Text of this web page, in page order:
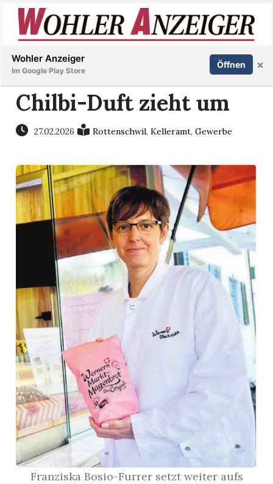
Immobilien
Stellen
E-
Newsletter
App
Inserieren Abonnieren Anmelden
Chilbi-Duft zieht um
27.02.2026 Rottenschwil,Kelleramt,Gewerbe
Franziska Bosio-Furrer setzt weiter aufs
Wohler Anzeiger
Im Google Play Store
Öffnen ×